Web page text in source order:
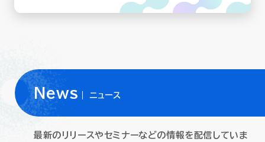
News ニュース
最新のリリースやセミナーなどの情報を配信していま